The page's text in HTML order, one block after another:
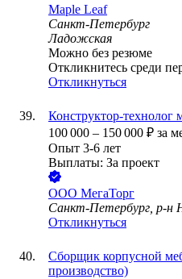
Maple Leaf
Санкт-Петербург
Ладожская
Можно без резюме
Откликнитесь среди
Откликнуться
Конструктор-технолог
100 000 – 150 000 ₽ за
Опыт 3-6 лет
Выплаты: За проект
ООО МегаТорг
Санкт-Петербург, р-н
Откликнуться
Сборщик корпусной
производство)